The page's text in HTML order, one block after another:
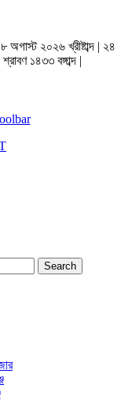
অগাস্ট ২০২৬ খ্রীষ্টাব্দ | ২৪
শ্রাবণ ১৪৩৩ বঙ্গাব্দ |